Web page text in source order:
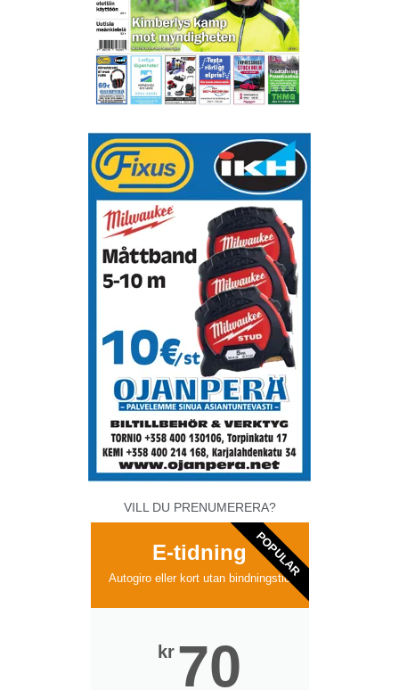
VILL DU PRENUMERERA?
E-tidning
Autogiro eller kort utan bindningstid
kr 70
POPULAR